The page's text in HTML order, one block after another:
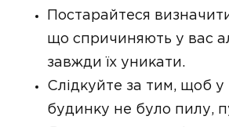
Постарайтеся
що спричиняють у вас
завжди їх уникати.
Слідкуйте за тим, щоб
будинку не було пилу,